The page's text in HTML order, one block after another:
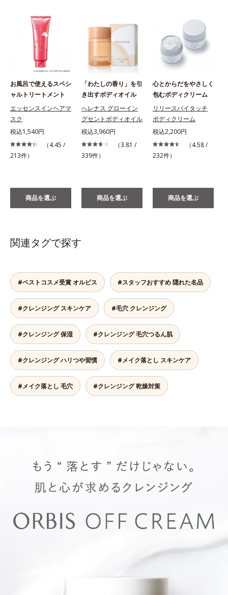
お風呂で使えるスペシ
ャルトリートメント
エッセンスインヘアマ
スク
税込1,540円
（4.45 /
213件）
商品を選ぶ
「わたしの香り」を引
き出すボディオイル
へレナス グローイン
グセントボディオイル
税込3,960円
（3.81 /
339件）
商品を選ぶ
心とからだをやさしく
包むボディクリーム
リリースバイタッチ
ボディクリーム
税込2,200円
（4.58 /
232件）
商品を選ぶ
関連タグで探す
#ベストコスメ受賞 オルビス #スタッフおすすめ 隠れた名品
#クレンジング スキンケア #毛穴 クレンジング
#クレンジング 保湿 #クレンジング 毛穴つるん肌
#クレンジング ハリつや習慣 #メイク落とし スキンケア
#メイク落とし 毛穴 #クレンジング 乾燥対策